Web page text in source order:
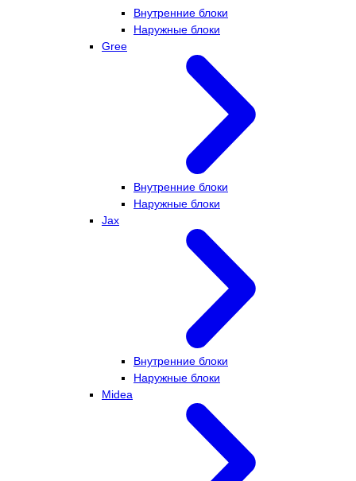
Внутренние блоки
Наружные блоки
Gree
Внутренние блоки
Наружные блоки
Jax
Внутренние блоки
Наружные блоки
Midea